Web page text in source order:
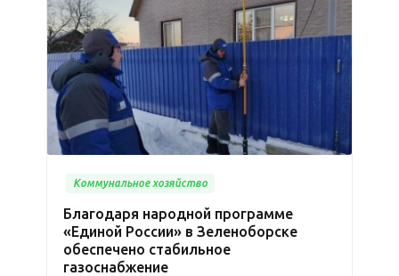
Коммунальное хозяйство
Благодаря народной программе
«Единой России» в Зеленоборске
обеспечено стабильное
газоснабжение